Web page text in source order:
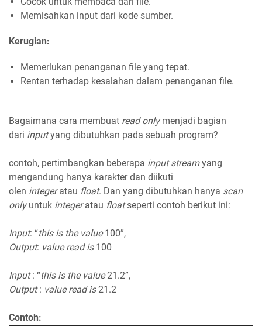
Memisahkan input dari kode sumber.
Kerugian:
Memerlukan penanganan file yang tepat.
Rentan terhadap kesalahan dalam penanganan file.
Bagaimana cara membuat read onlymenjadi bagian
dari inputyang dibutuhkan pada sebuah program?
contoh, pertimbangkan beberapa input streamyang
mengandung hanya karakter dan diikuti
olen integeratau float. Dan yang dibutuhkan hanya scan
onlyuntuk integeratau floatseperti contoh berikut ini:
Input: “this is the value100”,
Output: value read is 100
Input: “this is the value21.2”,
Output: value read is21.2
Contoh: